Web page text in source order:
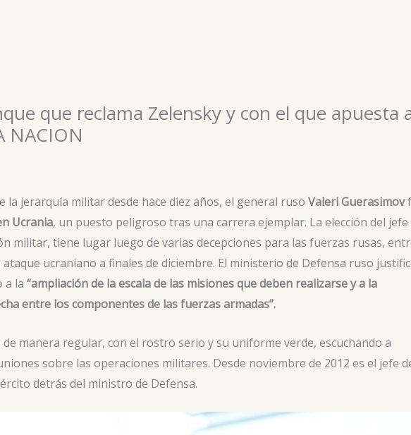
que reclama Zelensky y con el que apuesta
NACION
la jerarquía militar desde hace diez años, el general ruso Valeri Guerasimov
Ucrania, un puesto peligroso tras una carrera ejemplar. La elección del jefe
militar, tiene lugar luego de varias decepciones para las fuerzas rusas,
ucraniano a finales de diciembre. El ministerio de Defensa ruso
a la “ampliación de la escala de las misiones que deben realizarse y a la
entre los componentes de las fuerzas armadas”.
manera regular, con el rostro serio y su uniforme verde, escuchando a
sobre las operaciones militares. Desde noviembre de 2012 es el jefe
detrás del ministro de Defensa.